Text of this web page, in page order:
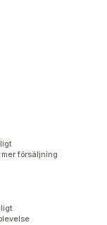
mer försäljning